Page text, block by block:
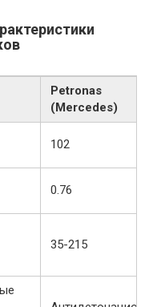
Petronas
(Mercedes)
102
0.76
35-215